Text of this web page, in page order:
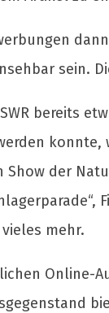
sein.
bereits
der
mehr.
Online-